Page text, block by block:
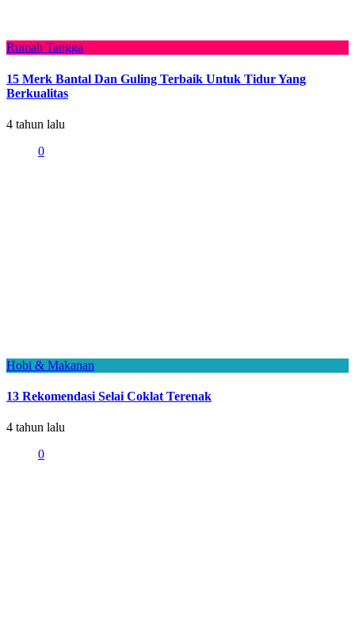
Rumah Tangga
15 Merk Bantal Dan Guling Terbaik Untuk Tidur Yang
Berkualitas
4 tahun lalu
0
Hobi & Makanan
13 Rekomendasi Selai Coklat Terenak
4 tahun lalu
0